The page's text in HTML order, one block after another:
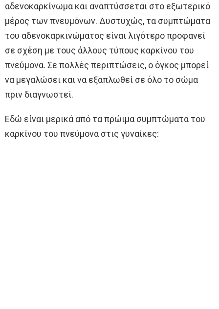
αδενοκαρκίνωμα και αναπτύσσεται στο εξωτερικό
μέρος των πνευμόνων. Δυστυχώς, τα συμπτώματα
του αδενοκαρκινώματος είναι λιγότερο προφανεί
σε σχέση με τους άλλους τύπους καρκίνου του
πνεύμονα. Σε πολλές περιπτώσεις, ο όγκος μπορεί
να μεγαλώσει και να εξαπλωθεί σε όλο το σώμα
πριν διαγνωστεί.
Εδώ είναι μερικά από τα πρώιμα συμπτώματα του
καρκίνου του πνεύμονα στις γυναίκες: